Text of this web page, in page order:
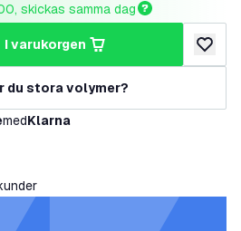
skickas samma dag
i varukorgen
lägg
du stora volymer?
medKlarna